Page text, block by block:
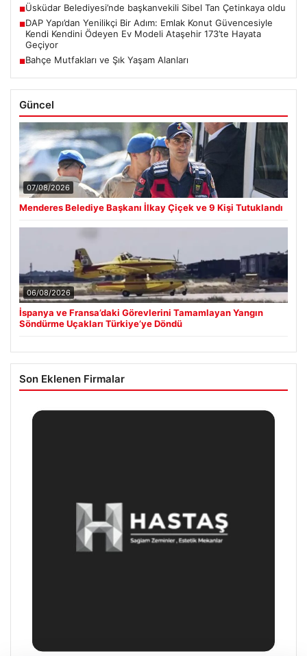
■Üsküdar Belediyesi’nde başkanvekili Sibel Tan Çetinkaya oldu
■DAP Yapı’dan Yenilikçi Bir Adım: Emlak Konut Güvencesiyle
Kendi Kendini Ödeyen Ev Modeli Ataşehir 173’te Hayata
Geçiyor
■Bahçe Mutfakları ve Şık Yaşam Alanları
Güncel
07/08/2026
Menderes Belediye Başkanı İlkay Çiçek ve 9 Kişi Tutuklandı
06/08/2026
İspanya ve Fransa’daki Görevlerini Tamamlayan Yangın
Söndürme Uçakları Türkiye’ye Döndü
Son Eklenen Firmalar